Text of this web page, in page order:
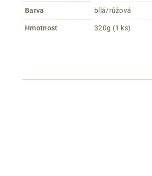
Barva bílá/růžová
Hmotnost 320g (1 ks)